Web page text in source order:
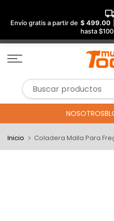
Envío gratis a partir de $ 499.00
hasta
Saltar
al
NOSOTROS
Inicio Coladera Malla Para